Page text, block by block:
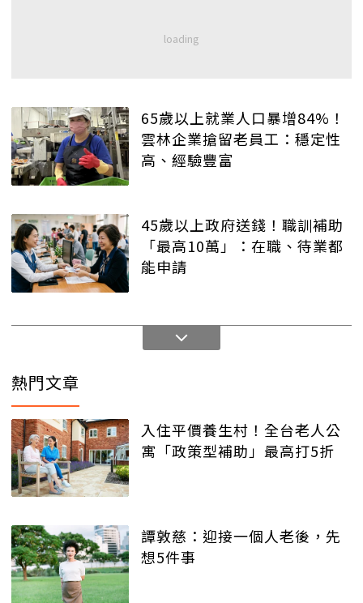
65歲以上就業人口暴增84%！
雲林企業搶留老員工：穩定性
高、經驗豐富
45歲以上政府送錢！職訓補助
「最高10萬」：在職、待業都
能申請
熱門文章
入住平價養生村！全台老人公
寓「政策型補助」最高打5折
譚敦慈：迎接一個人老後，先
想5件事